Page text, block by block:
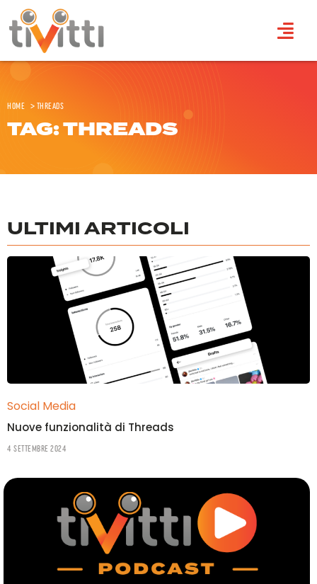
Home >threads
TAG: THREADS
ULTIMI ARTICOLI
Social Media
Nuove funzionalità di Threads
4 Settembre 2024